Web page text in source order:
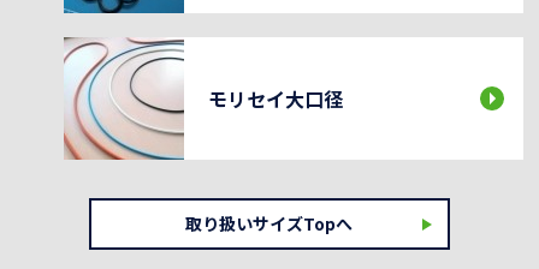
モリセイ大口径
取り扱いサイズTopへ